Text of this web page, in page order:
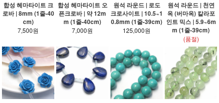
합성 헤마타이트 크
로바 | 8mm (1줄-40
cm)
7,500원
합성 헤마타이트 오
픈크로바 | 약 12m
m (1줄-40cm)
7,000원
원석 라운드 | 로도
크로사이트 | 10.5~1
0.8mm (1줄-39cm)
125,000원
원석 라운드 | 천연
옥 (버마옥) 칼라포
인트 믹스 | 5.9~6m
m (1줄-39cm)
(품절)